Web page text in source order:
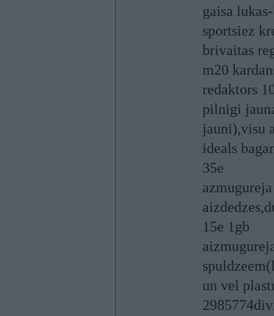
gaisa
sportsiez
brivaitas
m20
redaktors
pilnigi
jauni),visu
ideals
35e
15e 1gb
un vel